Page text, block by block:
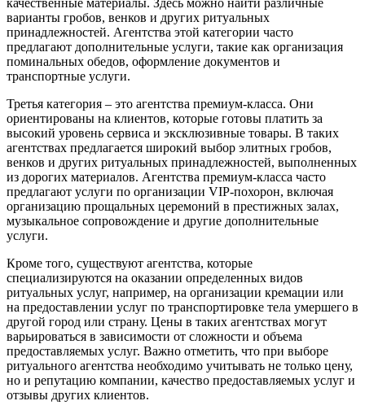
варианты гробов, венков и других ритуальных
принадлежностей. Агентства этой категории часто
предлагают дополнительные услуги, такие как организация
поминальных обедов, оформление документов и
транспортные услуги.
Третья категория – это агентства премиум-класса. Они
ориентированы на клиентов, которые готовы платить за
высокий уровень сервиса и эксклюзивные товары. В таких
агентствах предлагается широкий выбор элитных гробов,
венков и других ритуальных принадлежностей, выполненных
из дорогих материалов. Агентства премиум-класса часто
предлагают услуги по организации VIP-похорон, включая
организацию прощальных церемоний в престижных залах,
музыкальное сопровождение и другие дополнительные
услуги.
Кроме того, существуют агентства, которые
специализируются на оказании определенных видов
ритуальных услуг, например, на организации кремации или
на предоставлении услуг по транспортировке тела умершего в
другой город или страну. Цены в таких агентствах могут
варьироваться в зависимости от сложности и объема
предоставляемых услуг. Важно отметить, что при выборе
ритуального агентства необходимо учитывать не только цену,
но и репутацию компании, качество предоставляемых услуг и
отзывы других клиентов.